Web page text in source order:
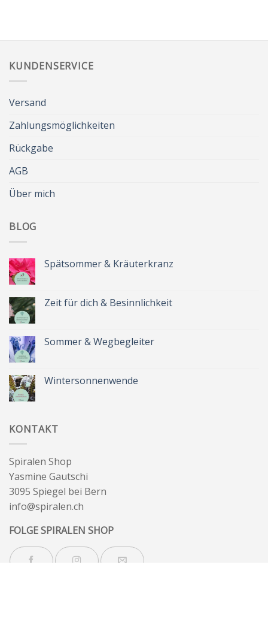
KUNDENSERVICE
Versand
Zahlungsmöglichkeiten
Rückgabe
AGB
Über mich
BLOG
Spätsommer & Kräuterkranz
Spätsommer
&
Zeit für dich & Besinnlichkeit
Zeit
für
Sommer & Wegbegleiter
Sommer
&
Wintersonnenwende
KONTAKT
Spiralen Shop
Yasmine Gautschi
3095 Spiegel bei Bern
info@spiralen.ch
FOLGE SPIRALEN SHOP